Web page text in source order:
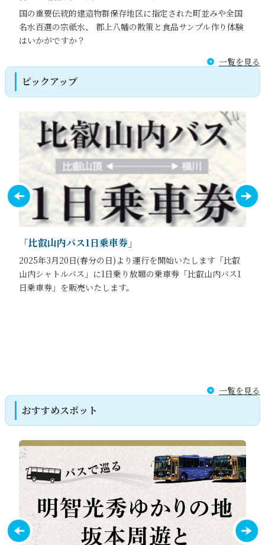
国の重要伝統的建造物群保存地区に指定された町並みや全国
名水百選の宗祇水、 郡上八幡の散策と食品サンプル作り体験
はいかがですか？
一覧を見る
ピックアップ
「比叡山内バス1日乗車券」
2025年3月20日(春分の日)より運行を開始いたします「比叡
山内シャトルバス」に1日乗り放題の乗車券「比叡山内バス1
日乗車券」を販売いたします。
一覧を見る
おすすめスポット